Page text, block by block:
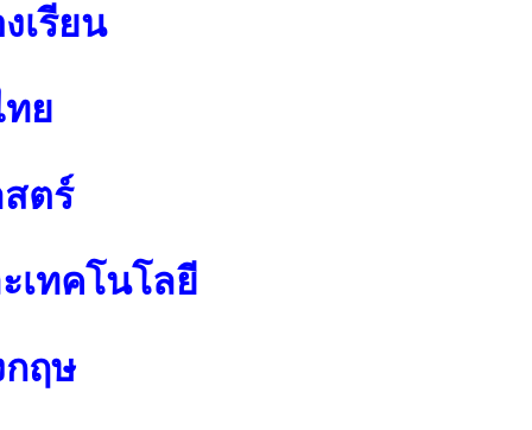
เรียน
ย
ตร์
เทคโนโลยี
ฤษ